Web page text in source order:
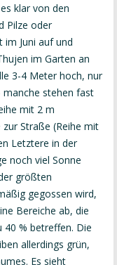
klar von den
Pilze oder
Juni auf und
im Garten an
3-4 Meter hoch, nur
manche stehen fast
mit 2 m
Straße (Reihe mit
Letztere in der
noch viel Sonne
größten
gegossen wird,
Bereiche ab, die
40 % betreffen. Die
allerdings grün,
Es sieht